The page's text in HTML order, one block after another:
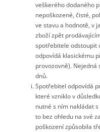
veškerého dodaného
nepoškozené, čisté,
ve stavu a hodnotě, v
zboží zpět
spotřebitele odstoupit
odpovídá klasickému
provozovně). Nejedná
dnů.
Spotřebitel odpovídá
které vzniklo v
nutné s ním nakládat
to bez ohledu na své
poškození způsobila